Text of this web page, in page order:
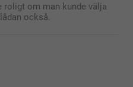
roligt om man kunde välja
också.